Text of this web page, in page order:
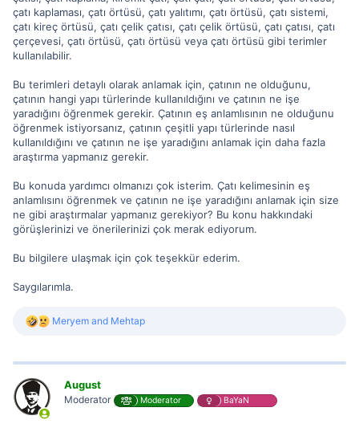
çatı kaplaması, çatı örtüsü, çatı yalıtımı, çatı örtüsü, çatı sistemi,
çatı kireç örtüsü, çatı çelik çatısı, çatı çelik örtüsü, çatı çatısı, çatı
çerçevesi, çatı örtüsü, çatı örtüsü veya çatı örtüsü gibi terimler
kullanılabilir.
Bu terimleri detaylı olarak anlamak için, çatının ne olduğunu,
çatının hangi yapı türlerinde kullanıldığını ve çatının ne işe
yaradığını öğrenmek gerekir. Çatının eş anlamlısının ne olduğunu
öğrenmek istiyorsanız, çatının çeşitli yapı türlerinde nasıl
kullanıldığını ve çatının ne işe yaradığını anlamak için daha fazla
araştırma yapmanız gerekir.
Bu konuda yardımcı olmanızı çok isterim. Çatı kelimesinin eş
anlamlısını öğrenmek ve çatının ne işe yaradığını anlamak için size
ne gibi araştırmalar yapmanız gerekiyor? Bu konu hakkındaki
görüşlerinizi ve önerilerinizi çok merak ediyorum.
Bu bilgilere ulaşmak için çok teşekkür ederim.
Saygılarımla.
R
Meryem and Mehtap
August
Moderator Moderator BaYaN